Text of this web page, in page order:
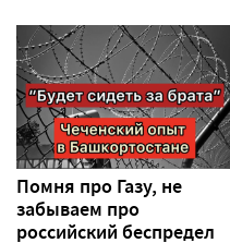
Помня про Газу, не
забываем про
российский беспредел